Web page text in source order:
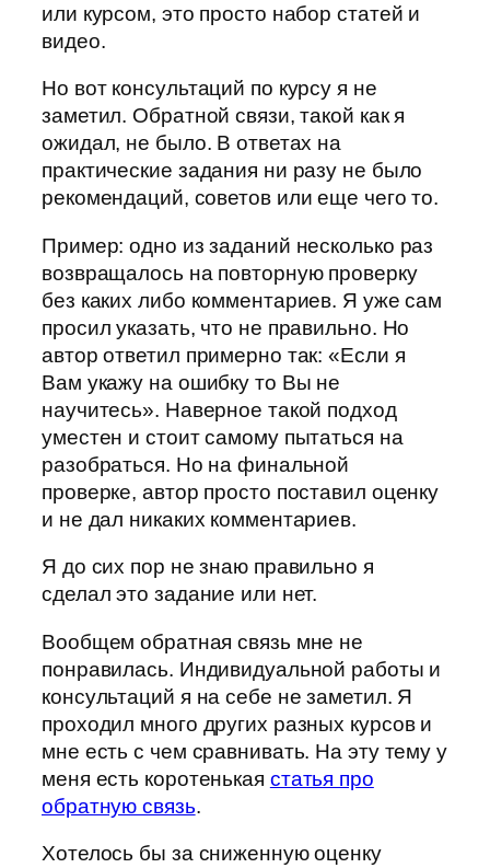
или курсом, это просто набор статей и
видео.
Но вот консультаций по курсу я не
заметил. Обратной связи, такой как я
ожидал, не было. В ответах на
практические задания ни разу не было
рекомендаций, советов или еще чего то.
Пример: одно из заданий несколько раз
возвращалось на повторную проверку
без каких либо комментариев. Я уже сам
просил указать, что не правильно. Но
автор ответил примерно так: «Если я
Вам укажу на ошибку то Вы не
научитесь». Наверное такой подход
уместен и стоит самому пытаться на
разобраться. Но на финальной
проверке, автор просто поставил оценку
и не дал никаких комментариев.
Я до сих пор не знаю правильно я
сделал это задание или нет.
Вообщем обратная связь мне не
понравилась. Индивидуальной работы и
консультаций я на себе не заметил. Я
проходил много других разных курсов и
мне есть с чем сравнивать. На эту тему у
меня есть коротенькая статья про
обратную связь.
Хотелось бы за сниженную оценку